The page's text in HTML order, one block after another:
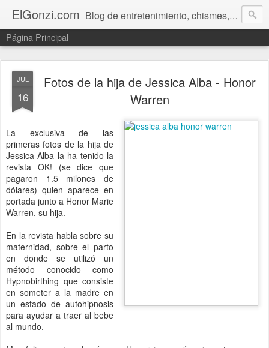
ElGonzi.com Blog de entretenimiento, chismes, humor, farándula, curiosidades, ovnis, noticias calientes, fotos, videos, paranormal y ¡más!
Página Principal
JUL
16
Fotos de la hija de Jessica Alba - Honor
Warren
La exclusiva de las
primeras fotos de la hija de
Jessica Alba la ha tenido la
revista OK! (se dice que
pagaron 1.5 milones de
dólares) quien aparece en
portada junto a Honor Marie
Warren, su hija.
En la revista habla sobre su
maternidad, sobre el parto
en donde se utilizó un
método conocido como
Hypnobirthing que consiste
en someter a la madre en
un estado de autohipnosis
para ayudar a traer al bebe
al mundo.